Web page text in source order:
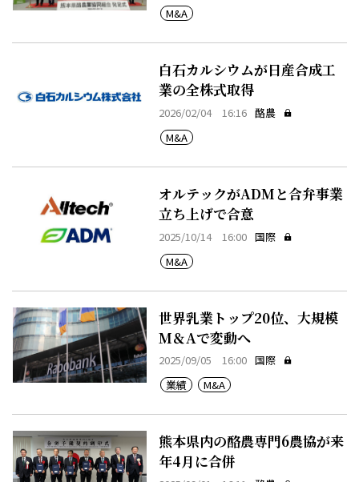
M&A
白石カルシウムが日産合成工
業の全株式取得
2026/02/04 16:16 酪農
M&A
オルテックがADMと合弁事業
立ち上げで合意
2025/10/14 16:00 国際
M&A
世界乳業トップ20位、大規模
M＆Aで変動へ
2025/09/05 16:00 国際
業績
M&A
熊本県内の酪農専門6農協が来
年4月に合併